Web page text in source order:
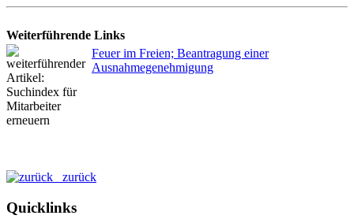
Weiterführende Links
Feuer im Freien; Beantragung einer
Ausnahmegenehmigung
zurück
Quicklinks